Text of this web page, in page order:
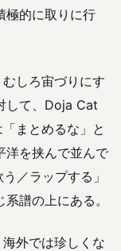
極的に取りに行
しろ宙づりにす
して、Doja Cat
まとめるな」と
洋を挟んで並んで
／ラップする」
譜の上にある。
外では珍しくな